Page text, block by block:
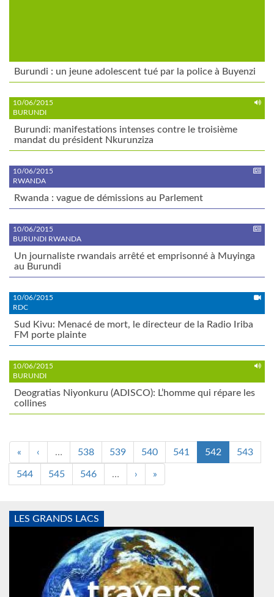
Burundi : un jeune adolescent tué par la police à Buyenzi
10/06/2015
BURUNDI
Burundi: manifestations intenses contre le troisième
mandat du président Nkurunziza
10/06/2015
RWANDA
Rwanda : vague de démissions au Parlement
10/06/2015
BURUNDI RWANDA
Un journaliste rwandais arrêté et emprisonné à Muyinga
au Burundi
10/06/2015
RDC
Sud Kivu: Menacé de mort, le directeur de la Radio Iriba
FM porte plainte
10/06/2015
BURUNDI
Deogratias Niyonkuru (ADISCO): L’homme qui répare les
collines
« ‹ … 538 539 540 541 542 543
544 545 546 … › »
LES GRANDS LACS
Monde2.jpg